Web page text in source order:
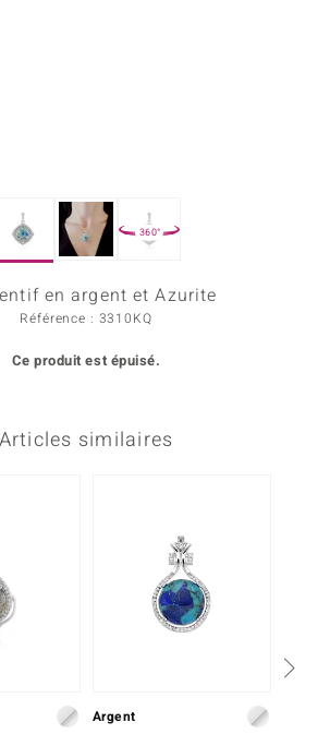
360°
en argent et Azurite
Référence : 3310KQ
Ce produit est épuisé.
Articles similaires
Argent